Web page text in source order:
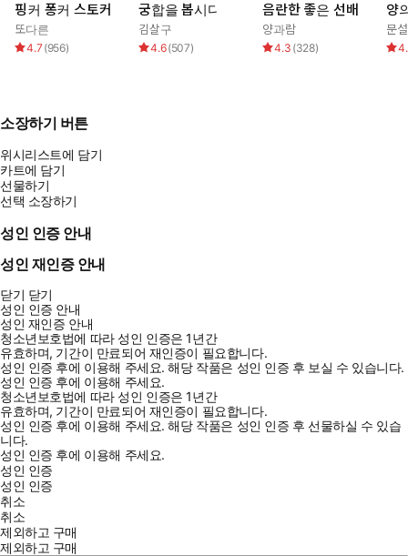
핑커 퐁커 스토커
또다른
4.7 (956)
궁합을 봅시다
김살구
4.6(507)
음란한 좋은 선배
양과람
4.3 (328)
양
문
소장하기 버튼
위시리스트에 담기
카트에 담기
선물하기
선택 소장하기
성인 인증 안내
성인 재인증 안내
닫기 닫기
성인 인증 안내
성인 재인증 안내
청소년보호법에 따라 성인 인증은 1년간
유효하며, 기간이 만료되어 재인증이 필요합니다.
성인 인증 후에 이용해 주세요.해당 작품은 성인 인증 후 보실 수 있습니다.
성인 인증 후에 이용해 주세요.
청소년보호법에 따라 성인 인증은 1년간
유효하며, 기간이 만료되어 재인증이 필요합니다.
성인 인증 후에 이용해 주세요.해당 작품은 성인 인증 후 선물하실 수 있습
니다.
성인 인증 후에 이용해 주세요.
성인 인증
성인 인증
취소
취소
제외하고 구매
제외하고 구매